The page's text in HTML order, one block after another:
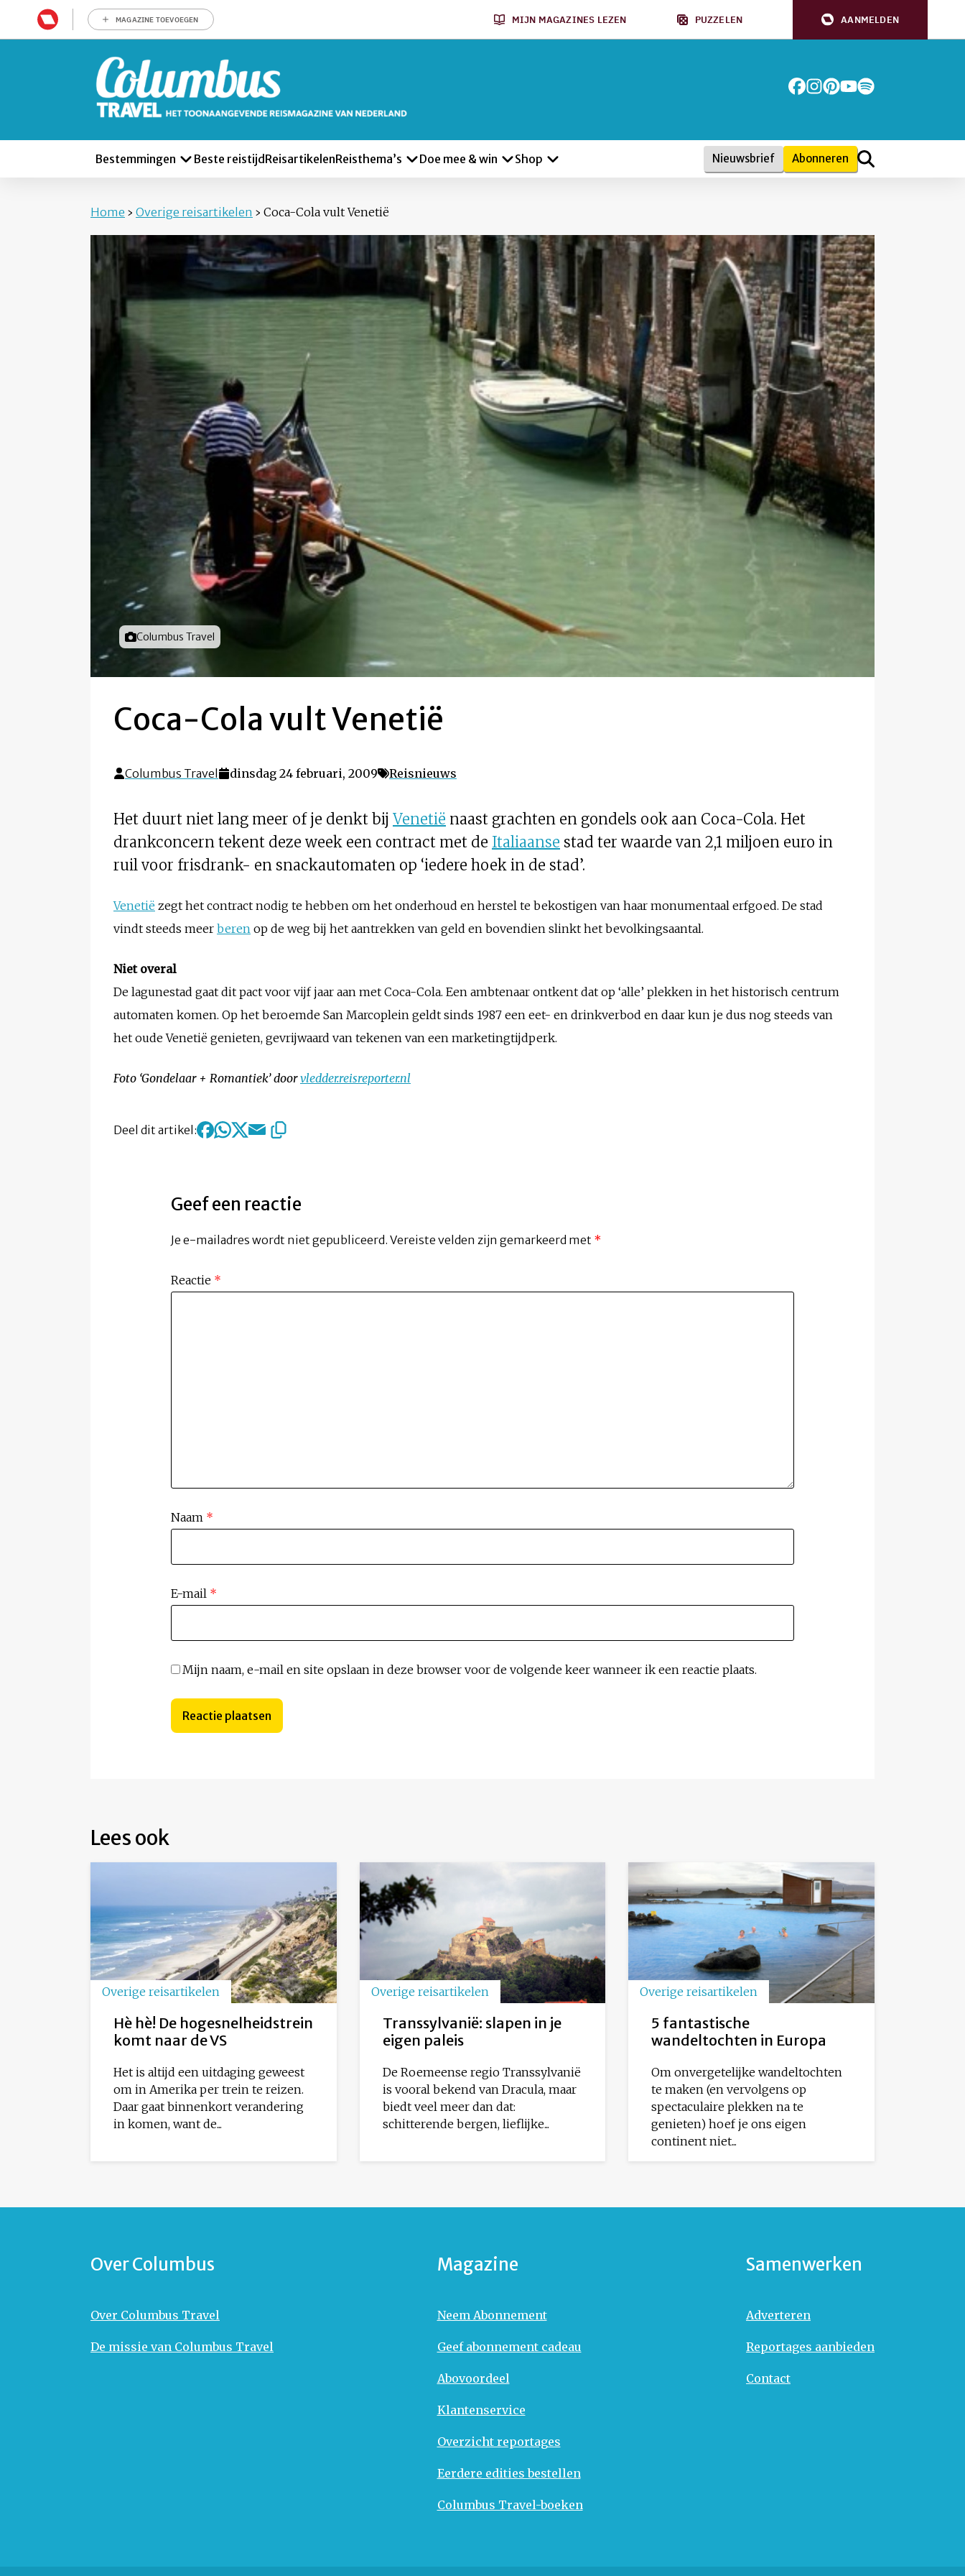
MAGAZINE TOEVOEGEN MIJN MAGAZINES LEZEN PUZZELEN AANMELDEN
Bestemmingen Beste reistijd ReisartikelenReisthema’s Doe mee & win Shop Nieuwsbrief Abonneren
Home › Overige reisartikelen › Coca-Cola vult Venetië
Foto door
Columbus Travel
Coca-Cola vult Venetië
Columbus Travel dinsdag 24 februari, 2009 Reisnieuws
Het duurt niet lang meer of je denkt bij Venetië naast grachten en gondels ook aan Coca-Cola. Het
drankconcern tekent deze week een contract met de Italiaanse stad ter waarde van 2,1 miljoen euro in
ruil voor frisdrank- en snackautomaten op ‘iedere hoek in de stad’.
Venetië zegt het contract nodig te hebben om het onderhoud en herstel te bekostigen van haar monumentaal erfgoed. De stad
vindt steeds meer beren op de weg bij het aantrekken van geld en bovendien slinkt het bevolkingsaantal.
Niet overal
De lagunestad gaat dit pact voor vijf jaar aan met Coca-Cola. Een ambtenaar ontkent dat op ‘alle’ plekken in het historisch centrum
automaten komen. Op het beroemde San Marcoplein geldt sinds 1987 een eet- en drinkverbod en daar kun je dus nog steeds van
het oude Venetië genieten, gevrijwaard van tekenen van een marketingtijdperk.
Foto ‘Gondelaar + Romantiek’ doorvledder.reisreporter.nl
Deel dit artikel:
Geef een reactie
Je e-mailadres wordt niet gepubliceerd. Vereiste velden zijn gemarkeerd met *
Reactie *
Naam *
E-mail *
Mijn naam, e-mail en site opslaan in deze browser voor de volgende keer wanneer ik een reactie plaats.
Lees ook
Overige reisartikelen
Hè hè! De hogesnelheidstrein
komt naar de VS
Het is altijd een uitdaging geweest
om in Amerika per trein te reizen.
Daar gaat binnenkort verandering
in komen, want de...
Overige reisartikelen
Transsylvanië: slapen in je
eigen paleis
De Roemeense regio Transsylvanië
is vooral bekend van Dracula, maar
biedt veel meer dan dat:
schitterende bergen, lieflijke...
Overige reisartikelen
5 fantastische
wandeltochten in Europa
Om onvergetelijke wandeltochten
te maken (en vervolgens op
spectaculaire plekken na te
genieten) hoef je ons eigen
continent niet...
Over Columbus
Over Columbus Travel
De missie van Columbus Travel
Magazine
Neem Abonnement
Geef abonnement cadeau
Abovoordeel
Klantenservice
Overzicht reportages
Eerdere edities bestellen
Columbus Travel-boeken
Samenwerken
Adverteren
Reportages aanbieden
Contact